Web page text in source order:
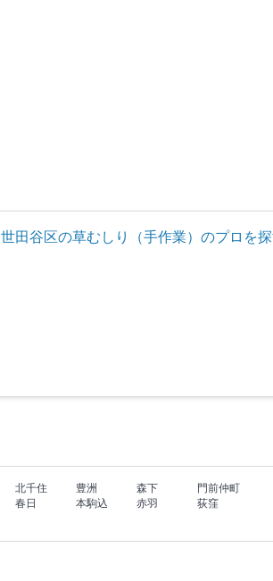
世田谷区の草むしり（手作業）のプロを
北千住 豊洲 森下
門前仲町
春日 本駒込 赤羽
荻窪